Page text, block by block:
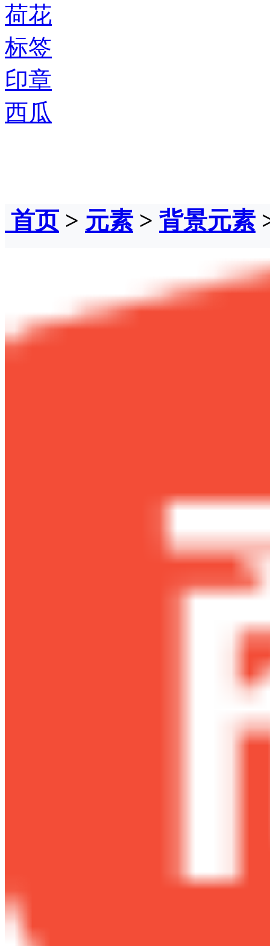
荷花
标签
印章
西瓜
首页> 元素 > 背景元素